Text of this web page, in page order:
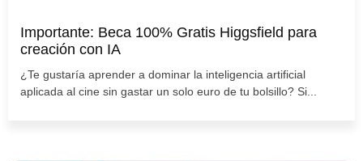
Importante: Beca 100% Gratis Higgsfield para
creación con IA
¿Te gustaría aprender a dominar la inteligencia artificial
aplicada al cine sin gastar un solo euro de tu bolsillo? Si...